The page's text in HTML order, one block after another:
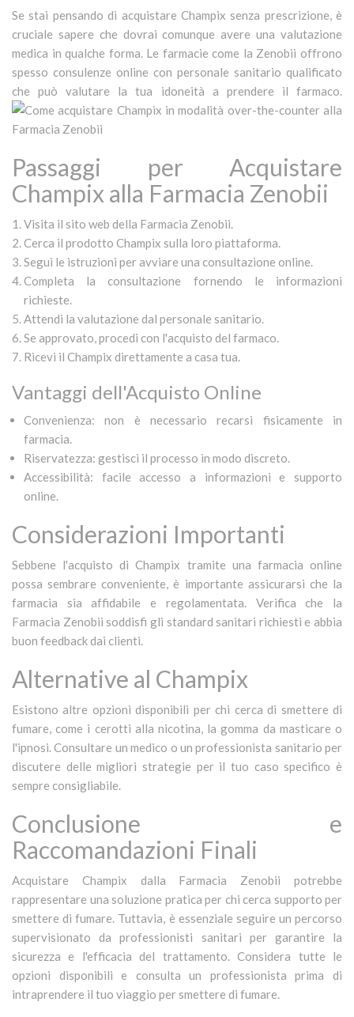
Se stai pensando di acquistare Champix senza prescrizione, è
cruciale sapere che dovrai comunque avere una valutazione
medica in qualche forma. Le farmacie come la Zenobii offrono
spesso consulenze online con personale sanitario qualificato
che può valutare la tua idoneità a prendere il farmaco.
Passaggi per Acquistare
Champix alla Farmacia Zenobii
Visita il sito web della Farmacia Zenobii.
Cerca il prodotto Champix sulla loro piattaforma.
Segui le istruzioni per avviare una consultazione online.
Completa la consultazione fornendo le informazioni
richieste.
Attendi la valutazione dal personale sanitario.
Se approvato, procedi con l'acquisto del farmaco.
Ricevi il Champix direttamente a casa tua.
Vantaggi dell'Acquisto Online
Convenienza: non è necessario recarsi fisicamente in
farmacia.
Riservatezza: gestisci il processo in modo discreto.
Accessibilità: facile accesso a informazioni e supporto
online.
Considerazioni Importanti
Sebbene l'acquisto di Champix tramite una farmacia online
possa sembrare conveniente, è importante assicurarsi che la
farmacia sia affidabile e regolamentata. Verifica che la
Farmacia Zenobii soddisfi gli standard sanitari richiesti e abbia
buon feedback dai clienti.
Alternative al Champix
Esistono altre opzioni disponibili per chi cerca di smettere di
fumare, come i cerotti alla nicotina, la gomma da masticare o
l'ipnosi. Consultare un medico o un professionista sanitario per
discutere delle migliori strategie per il tuo caso specifico è
sempre consigliabile.
Conclusione e
Raccomandazioni Finali
Acquistare Champix dalla Farmacia Zenobii potrebbe
rappresentare una soluzione pratica per chi cerca supporto per
smettere di fumare. Tuttavia, è essenziale seguire un percorso
supervisionato da professionisti sanitari per garantire la
sicurezza e l'efficacia del trattamento. Considera tutte le
opzioni disponibili e consulta un professionista prima di
intraprendere il tuo viaggio per smettere di fumare.